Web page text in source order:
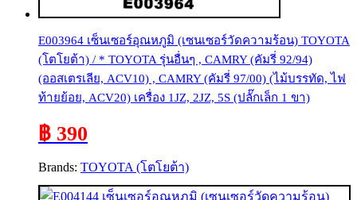
E003964 เซ็นเซอร์อุณหภูมิ (เซนเซอร์วัดความร้อน) TOYOTA
(โตโยต้า) / * TOYOTA รุ่นอื่นๆ , CAMRY (คัมรี่ 92/94)
(ออสเตรเลีย, ACV10) , CAMRY (คัมรี่ 97/00) (ไม้บรรทัด, ไฟ
ท้ายย้อย, ACV20) เครื่อง 1JZ, 2JZ, 5S (ปลั๊กเล็ก 1 ขา)
฿ 390
Brands: TOYOTA (โตโยต้า)